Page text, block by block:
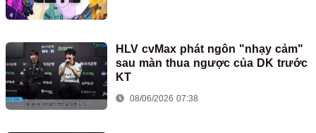
HLV cvMax phát ngôn "nhạy cảm"
sau màn thua ngược của DK trước
KT
08/06/2026 07:38